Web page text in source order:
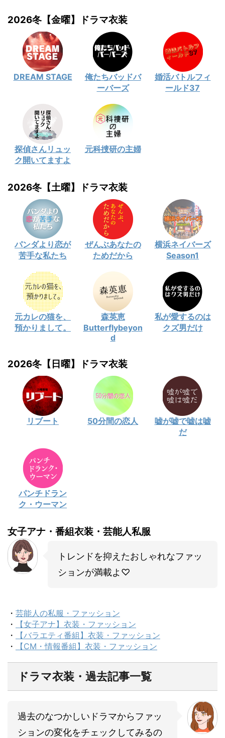
2026冬【金曜】ドラマ衣装
DREAM STAGE
俺たちバッドバ
ーバーズ
婚活バトルフィ
ールド37
探偵さんリュッ
ク開いてますよ
元科捜研の主婦
2026冬【土曜】ドラマ衣装
パンダより恋が
苦手な私たち
ぜんぶあなたの
ためだから
横浜ネイバーズ
Season1
元カレの猫を、
預かりまして。
森英恵
Butterflybeyon
d
私が愛するのは
クズ男だけ
2026冬【日曜】ドラマ衣装
リブート 50分間の恋人
嘘が嘘で嘘は嘘
だ
パンチドラン
ク・ウーマン
女子アナ・番組衣装・芸能人私服
トレンドを抑えたおしゃれなファッ
ションが満載よ♡
・ 芸能人の私服・ファッション
・
【女子アナ】衣装・ファッション
・
【バラエティ番組】衣装・ファッション
・
【CM・情報番組】衣装・ファッション
ドラマ衣装・過去記事一覧
過去のなつかしいドラマからファッ
ションの変化をチェックしてみるの